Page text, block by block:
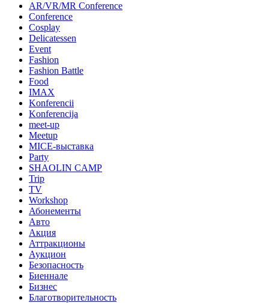
AR/VR/MR Conference
Conference
Cosplay
Delicatessen
Event
Fashion
Fashion Battle
Food
IMAX
Konferencii
Konferencija
meet-up
Meetup
MICE-выставка
Party
SHAOLIN CAMP
Trip
TV
Workshop
Абонементы
Авто
Акция
Аттракционы
Аукцион
Безопасность
Биеннале
Бизнес
Благотворительность